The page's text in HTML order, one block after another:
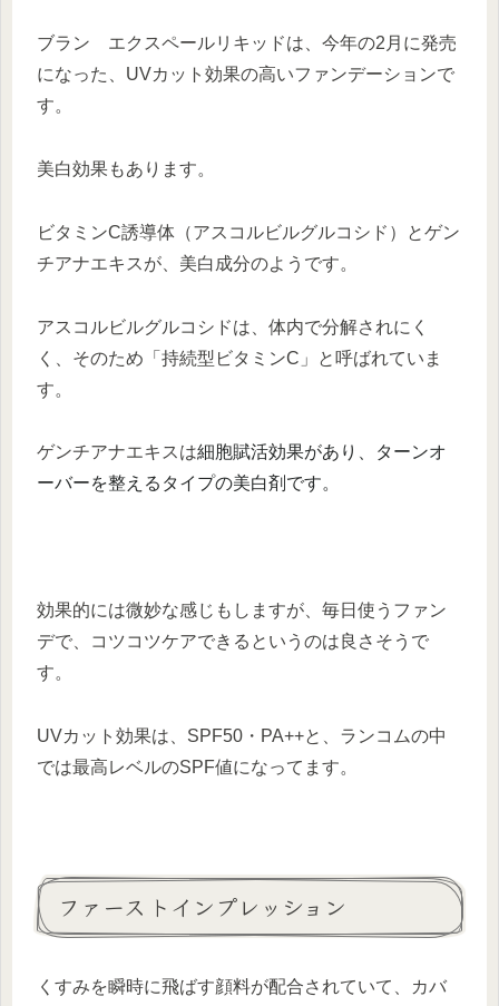
ブラン エクスペールリキッドは、今年の2月に発売
になった、UVカット効果の高いファンデーションで
す。
美白効果もあります。
ビタミンC誘導体（アスコルビルグルコシド）とゲン
チアナエキス が、美白成分のようです。
アスコルビルグルコシドは、体内で分解されにく
く、そのため「持続型ビタミンC」と呼ばれていま
す。
ゲンチアナエキスは細胞賦活効果があり、ターンオ
ーバーを整えるタイプの美白剤です。
効果的には微妙な感じもしますが、毎日使うファン
デで、コツコツケアできるというのは良さそうで
す。
UVカット効果は、SPF50・PA++と、ランコムの中
では最高レベルのSPF値になってます。
ファーストインプレッション
くすみを瞬時に飛ばす顔料が配合されていて、カバ